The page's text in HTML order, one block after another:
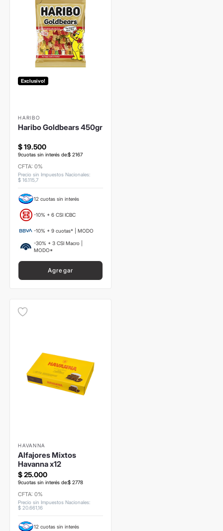
Exclusivo!
HARIBO
Haribo Goldbears 450gr
$19.500
9cuotas sin interés de:$ 2167
CFTA: 0%
Precio sin Impuestos Nacionales:
$ 16.115,7
12 cuotas sin interés
-10% + 6 CSI ICBC
-10% + 9 cuotas* | MODO
-30% + 3 CSI Macro |
MODO*
Agregar
HAVANNA
Alfajores Mixtos
Havanna x12
$25.000
9cuotas sin interés de:$ 2778
CFTA: 0%
Precio sin Impuestos Nacionales:
$ 20.661,16
12 cuotas sin interés